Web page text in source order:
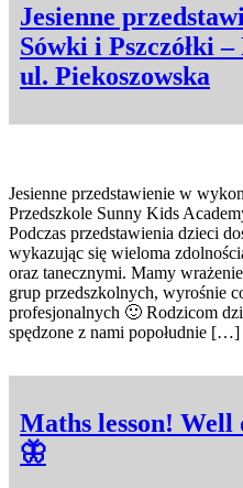
Jesienne
Sówki i Pszczółki
ul. Piekoszowska
Jesienne przedstawienie w
Przedszkole Sunny Kids
Podczas przedstawienia dzieci
wykazując się wieloma
oraz tanecznymi. Mamy
grup przedszkolnych, wyrośnie
profesjonalnych 🙂 Rodzicom
spędzone z nami popołudnie […]
Maths lesson!
🦋